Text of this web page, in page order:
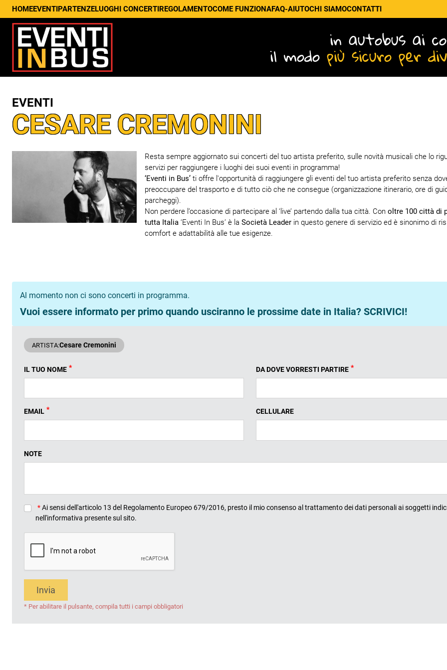
HOMEEVENTIPARTENZELUOGHI CONCERTIREGOLAMENTOCOME FUNZIONAFAQ-AIUTOCHI SIAMOCONTATTI
in autobus ai
il modo più sicuro per
EVENTI
CESARE CREMONINI
Resta sempre aggiornato sui concerti del tuo artista preferito, sulle novità musicali che lo
servizi per raggiungere i luoghi dei suoi eventi in programma!
‘Eventi in Bus’ ti offre l'opportunità di raggiungere gli eventi del tuo artista preferito senza
preoccupare del trasporto e di tutto ciò che ne consegue (organizzazione itinerario, ore di
parcheggi).
Non perdere l’occasione di partecipare al ‘live’ partendo dalla tua città. Con oltre 100 città di
tutta Italia ‘Eventi In Bus’ è la Società Leader in questo genere di servizio ed è sinonimo di
comfort e adattabilità alle tue esigenze.
Al momento non ci sono concerti in programma.
Vuoi essere informato per primo quando usciranno le prossime date in Italia? SCRIVICI!
ARTISTA:Cesare Cremonini
IL TUO NOME * DA DOVE VORRESTI PARTIRE *
EMAIL * CELLULARE
NOTE
*Ai sensi dell'articolo 13 del Regolamento Europeo 679/2016, presto il mio consenso al trattamento dei dati personali ai soggetti
nell'informativa presente sul sito.
Invia
* Per abilitare il pulsante, compila tutti i campi obbligatori